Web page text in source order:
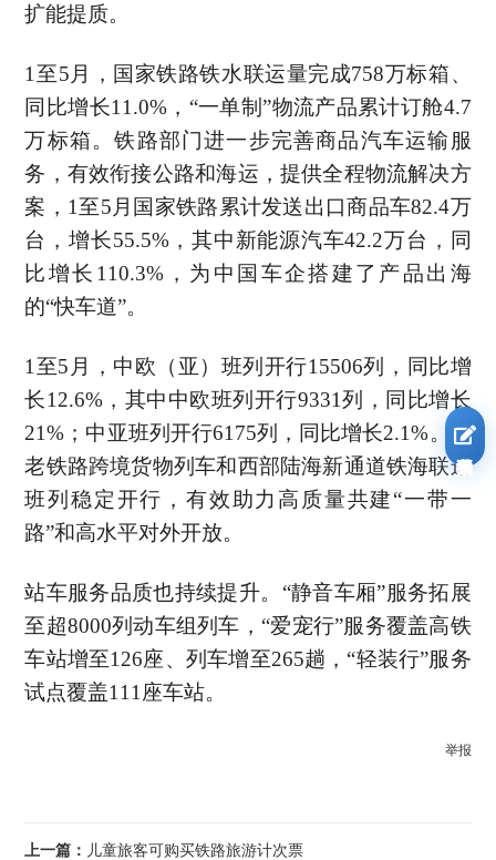
扩能提质。
1至5月，国家铁路铁水联运量完成758万标箱、
同比增长11.0%，“一单制”物流产品累计订舱4.7
万标箱。铁路部门进一步完善商品汽车运输服
务，有效衔接公路和海运，提供全程物流解决方
案，1至5月国家铁路累计发送出口商品车82.4万
台，增长55.5%，其中新能源汽车42.2万台，同
比增长110.3%，为中国车企搭建了产品出海
的“快车道”。
1至5月，中欧（亚）班列开行15506列，同比增
长12.6%，其中中欧班列开行9331列，同比增长
21%；中亚班列开行6175列，同比增长2.1%。中
老铁路跨境货物列车和西部陆海新通道铁海联运
班列稳定开行，有效助力高质量共建“一带一
路”和高水平对外开放。
站车服务品质也持续提升。“静音车厢”服务拓展
至超8000列动车组列车，“爱宠行”服务覆盖高铁
车站增至126座、列车增至265趟，“轻装行”服务
试点覆盖111座车站。
举报
上一篇： 儿童旅客可购买铁路旅游计次票
我要报名